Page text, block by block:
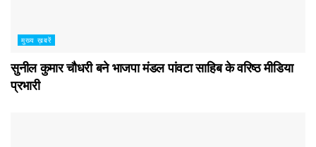
मुख्य ख़बरें
सुनील कुमार चौधरी बने भाजपा मंडल पांवटा साहिब के वरिष्ठ मीडिया
प्रभारी